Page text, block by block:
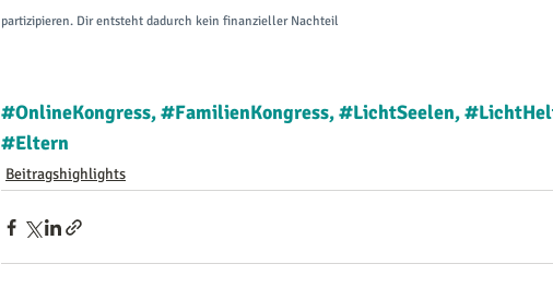
partizipieren. Dir entsteht dadurch kein finanzieller Nachteil
#OnlineKongress, #FamilienKongress, #LichtSeelen,
#Eltern
Beitragshighlights